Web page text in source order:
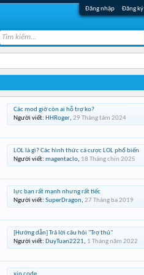
Đăng nhập Đăng ký
Các mod giờ còn ai hỗ trợ ko?
Người viết: HHRoger, 29 Tháng tám 2024
LOL là gì? Các hình thức cá cược LOL phổ biến
Người viết: magentaclo, 18 Tháng chín 2025
lực bạn rất mạnh nhưng rất tiếc
Người viết: SuperDragon, 27 Tháng ba 2019
[Hướng dẫn] Trả lời câu hỏi "Trợ thủ"
Người viết: DuyTuan2221, 1 Tháng năm 2022